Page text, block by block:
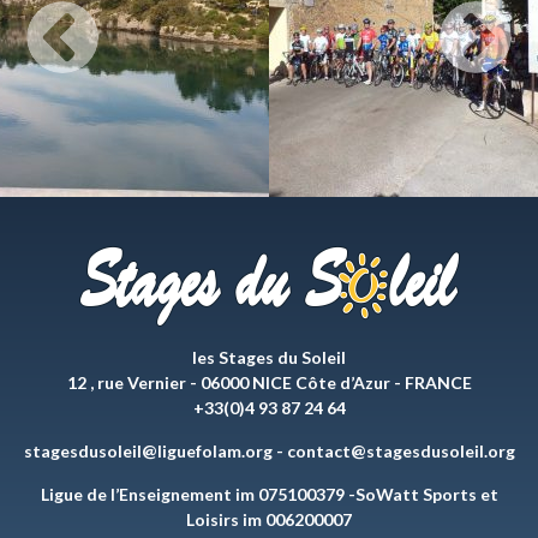
les Stages du Soleil
12 , rue Vernier - 06000 NICE Côte d’Azur - FRANCE
+33(0)4 93 87 24 64
stagesdusoleil@liguefolam.org- contact@stagesdusoleil.org
Ligue de l’Enseignement im 075100379 -SoWatt Sports et
Loisirs im 006200007